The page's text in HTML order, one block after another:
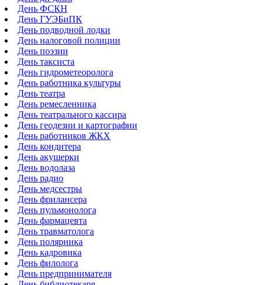
День ФСКН
День ГУЭБиПК
День подводной лодки
День налоговой полиции
День поэзии
День таксиста
День гидрометеоролога
День работника культуры
День театра
День ремесленника
День театрального кассира
День геодезии и картографии
День работников ЖКХ
День кондитера
День акушерки
День водолаза
День радио
День медсестры
День фрилансера
День пульмонолога
День фармацевта
День травматолога
День полярника
День кадровика
День филолога
День предпринимателя